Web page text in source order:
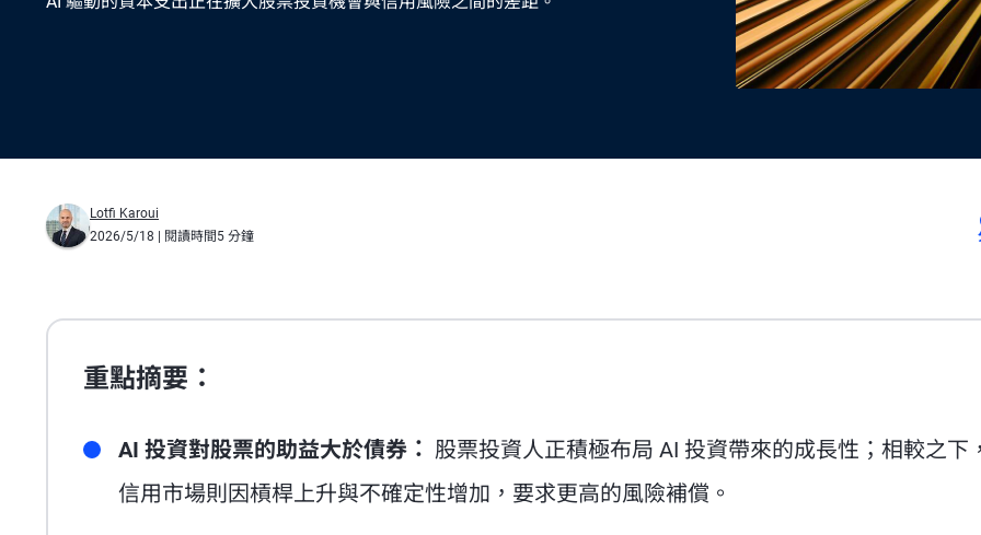
Lotfi Karoui
2026/5/18 | 閱讀時間5 分鐘
重點摘要：
AI 投資對股票的助益大於債券： 股票投資人正積極布局 AI 投資帶來的成長性；相較之下
信用市場則因槓桿上升與不確定性增加，要求更高的風險補償。